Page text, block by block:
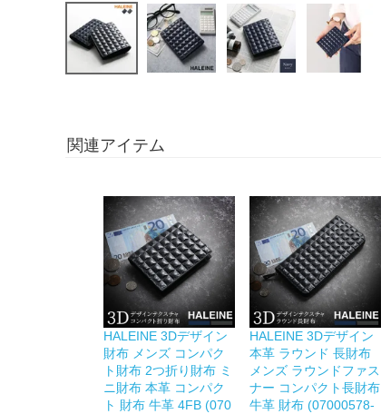
関連アイテム
HALEINE 3Dデザイン
財布 メンズ コンパク
ト財布 2つ折り財布 ミ
ニ財布 本革 コンパク
ト 財布 牛革 4FB (070
HALEINE 3Dデザイン
本革 ラウンド 長財布
メンズ ラウンドファス
ナー コンパクト長財布
牛革 財布 (07000578-